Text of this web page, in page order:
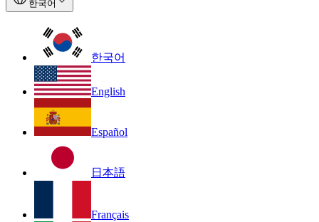
한국어
한국어
English
Español
日本語
Français